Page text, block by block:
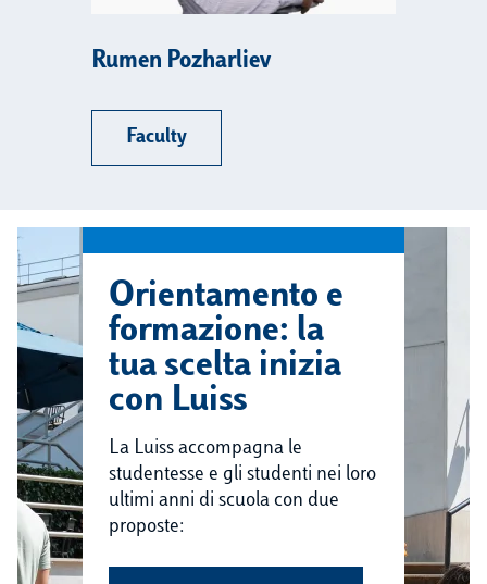
Rumen Pozharliev
Faculty
Orientamento e
formazione: la
tua scelta inizia
con Luiss
La Luiss accompagna le
studentesse e gli studenti nei loro
ultimi anni di scuola con due
proposte: